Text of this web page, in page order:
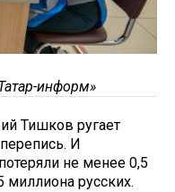
информ»
Тишков ругает
И
не менее 0,5
миллиона русских.